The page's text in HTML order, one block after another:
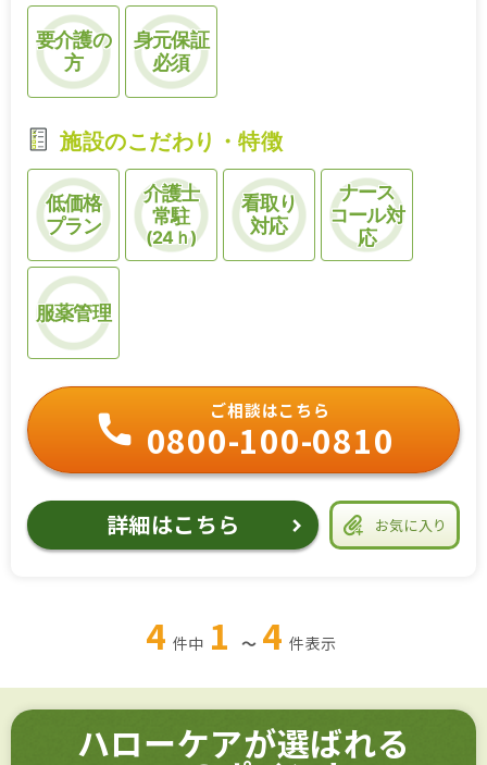
要介護の
方
身元保証
必須
施設のこだわり・特徴
低価格
プラン
介護士
常駐
(24ｈ)
看取り
対応
ナース
コール対
応
服薬管理
お気に入り
ご相談はこちら
0800-100-0810
詳細はこちら
4 件中 1 ～ 4 件表示
ハローケアが選ばれる